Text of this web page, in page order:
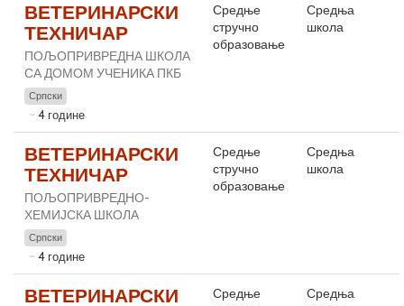
ВЕТЕРИНАРСКИ
ТЕХНИЧАР
ПОЉОПРИВРЕДНА ШКОЛА
СА ДОМОМ УЧЕНИКА ПКБ
Српски
4 године
Средње
стручно
образовање
Средња
школа
ВЕТЕРИНАРСКИ
ТЕХНИЧАР
ПОЉОПРИВРЕДНО-
ХЕМИЈСКА ШКОЛА
Српски
4 године
Средње
стручно
образовање
Средња
школа
ВЕТЕРИНАРСКИ
Средње
Средња